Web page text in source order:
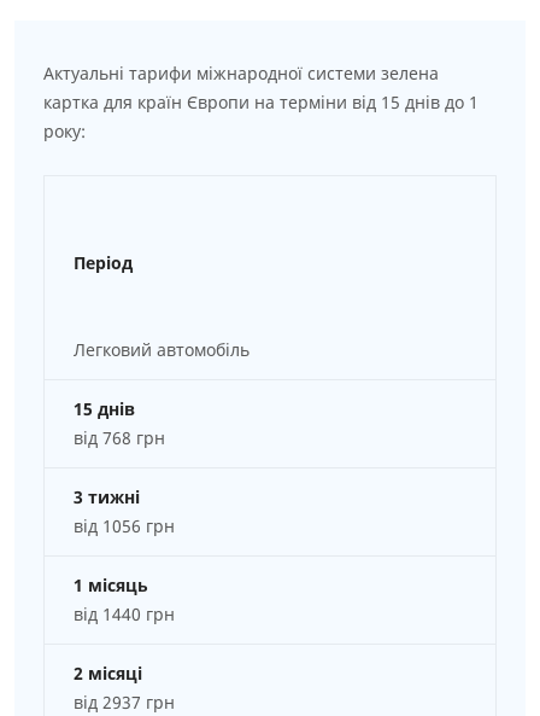
Актуальні тарифи міжнародної системи зелена
картка для країн Європи на терміни від 15 днів до 1
року:
Період
Легковий автомобіль
15 днів
від 768 грн
3 тижні
від 1056 грн
1 місяць
від 1440 грн
2 місяці
від 2937 грн